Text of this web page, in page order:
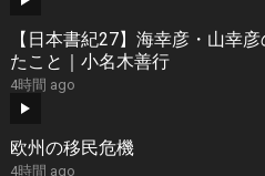
【日本書紀27】海幸彦・山幸
たこと｜小名木善行
4時間 ago
欧州の移民危機
4時間 ago